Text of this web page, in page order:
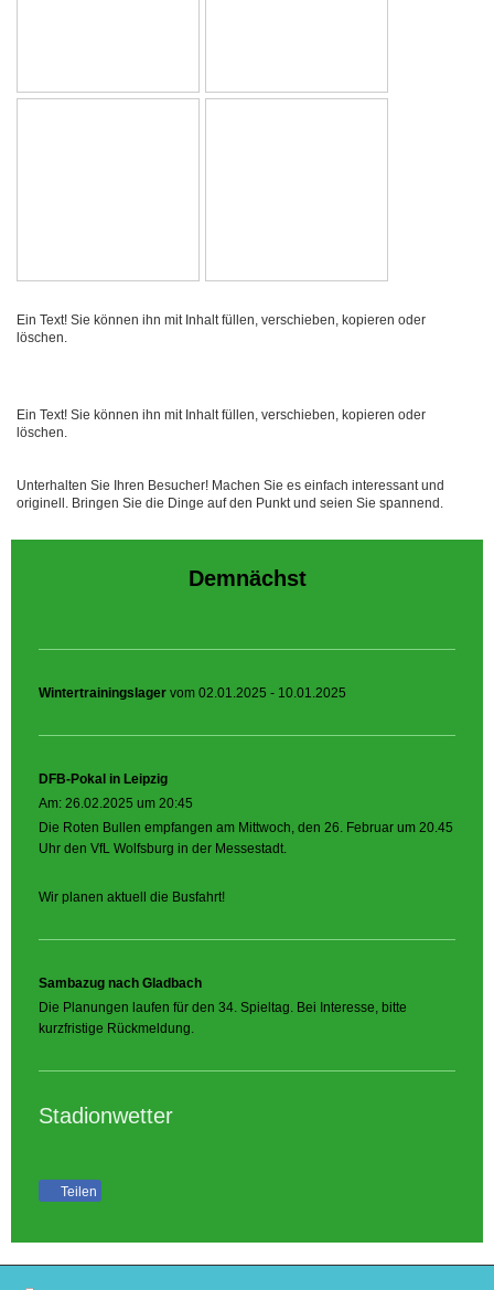
Ein Text! Sie können ihn mit Inhalt füllen, verschieben, kopieren oder
löschen.
Ein Text! Sie können ihn mit Inhalt füllen, verschieben, kopieren oder
löschen.
Unterhalten Sie Ihren Besucher! Machen Sie es einfach interessant und
originell. Bringen Sie die Dinge auf den Punkt und seien Sie spannend.
Demnächst
Wintertrainingslager vom 02.01.2025 - 10.01.2025
DFB-Pokal in Leipzig
Am: 26.02.2025 um 20:45
Die Roten Bullen empfangen am Mittwoch, den 26. Februar um 20.45
Uhr den VfL Wolfsburg in der Messestadt.
Wir planen aktuell die Busfahrt!
Sambazug nach Gladbach
Die Planungen laufen für den 34. Spieltag. Bei Interesse, bitte
kurzfristige Rückmeldung.
Stadionwetter
Teilen